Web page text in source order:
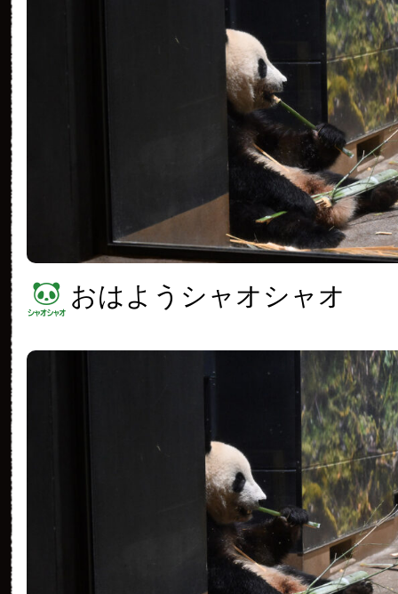
おはようシャオシャオ